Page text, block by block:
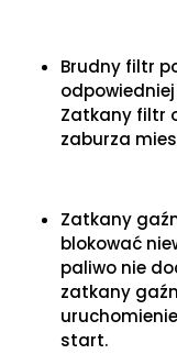
Brudny filtr
Zatkany filtr
zaburza
Zatkany
blokować
paliwo nie
zatkany
start.